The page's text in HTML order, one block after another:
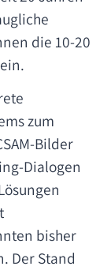
die 10-20
zum
Bilder
Dialogen
bisher
Der Stand